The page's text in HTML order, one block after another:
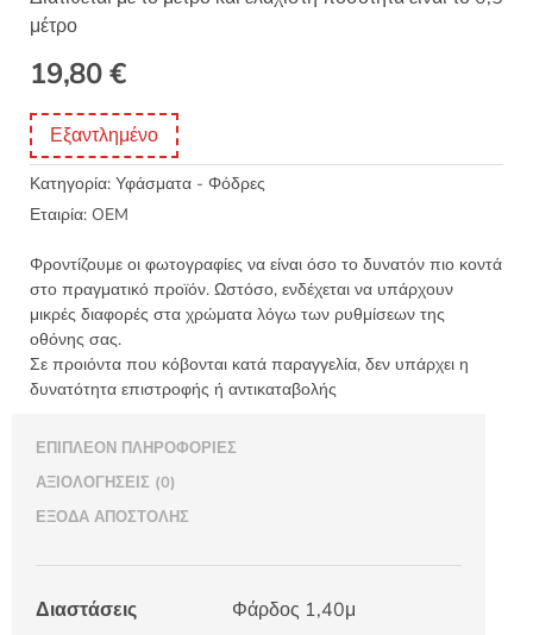
μέτρο
19,80€
Εξαντλημένο
Κατηγορία: Υφάσματα - Φόδρες
Εταιρία: OEM
Φροντίζουμε οι φωτογραφίες να είναι όσο το δυνατόν πιο κοντά
στο πραγματικό προϊόν. Ωστόσο, ενδέχεται να υπάρχουν
μικρές διαφορές στα χρώματα λόγω των ρυθμίσεων της
οθόνης σας.
Σε προιόντα που κόβονται κατά παραγγελία, δεν υπάρχει η
δυνατότητα επιστροφής ή αντικαταβολής
ΕΠΙΠΛΈΟΝ ΠΛΗΡΟΦΟΡΊΕΣ
ΑΞΙΟΛΟΓΉΣΕΙΣ (0)
ΈΞΟΔΑ ΑΠΟΣΤΟΛΉΣ
Διαστάσεις
Φάρδος 1,40μ